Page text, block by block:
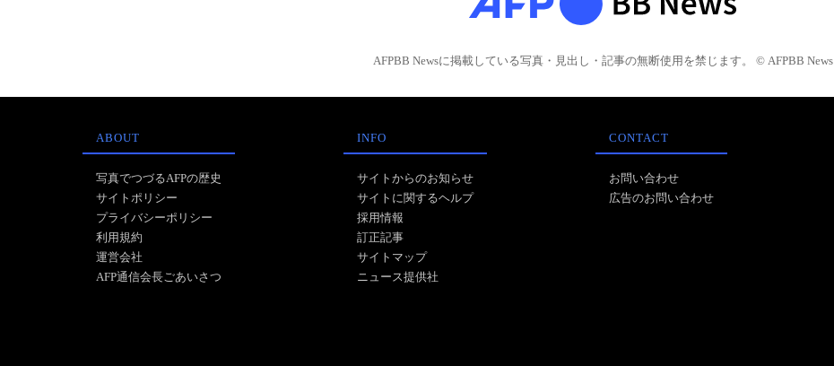
AFPBB Newsに掲載している写真・見出し・記事の無断使用を禁じます。 © AFPBB News
ABOUT
写真でつづるAFPの歴史
サイトポリシー
プライバシーポリシー
利用規約
運営会社
AFP通信会長ごあいさつ
INFO
サイトからのお知らせ
サイトに関するヘルプ
採用情報
訂正記事
サイトマップ
ニュース提供社
CONTACT
お問い合わせ
広告のお問い合わせ